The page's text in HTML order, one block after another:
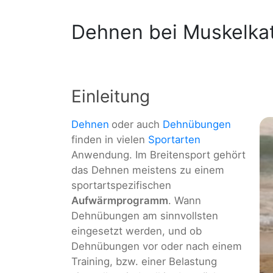
Dehnen bei
Einleitung
Dehnen oder auch Dehnübungen
finden in vielen Sportarten
Anwendung. Im Breitensport gehört
das Dehnen meistens zu einem
sportartspezifischen
Aufwärmprogramm. Wann
Dehnübungen am sinnvollsten
eingesetzt werden, und ob
Dehnübungen vor oder nach einem
Training, bzw. einer Belastung